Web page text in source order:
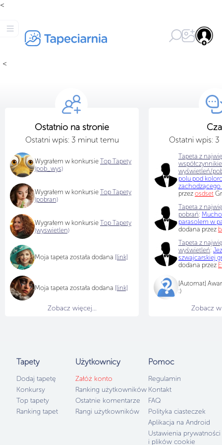
<
<
Ostatnio na stronie
Ostatni wpis: 3 minut temu
Wygrałem w konkursie Top Tapety
(pob_wys)
Wygrałem w konkursie Top Tapety
(pobran)
Wygrałem w konkursie Top Tapety
(wyswietlen)
Moja tapeta została dodana [link]
Moja tapeta została dodana [link]
Zobacz więcej...
Ostatni wpis:
Tapeta z
wyświetleń/
polu pod
zachodzącego
przez osdset
Tapeta z
pobrań:
parasolem w
dodana przez
Tapeta z
wyświetleń:
szwajcarskiej
dodana przez
[Automat]
:)
Zobacz
Tapety
Dodaj tapetę
Konkursy
Top tapety
Ranking tapet
Użytkownicy
Załóż konto
Ranking użytkowników
Ostatnie komentarze
Rangi użytkowników
Pomoc
Regulamin
Kontakt
FAQ
Polityka ciasteczek
Aplikacja na Android
Ustawienia prywatności
i plików cookie